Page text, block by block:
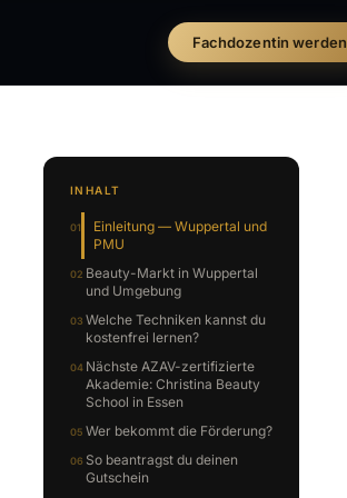
Fachdozentin werden
INHALT
Einleitung — Wuppertal und
PMU
Beauty-Markt in Wuppertal
und Umgebung
Welche Techniken kannst du
kostenfrei lernen?
Nächste AZAV-zertifizierte
Akademie: Christina Beauty
School in Essen
Wer bekommt die Förderung?
So beantragst du deinen
Gutschein